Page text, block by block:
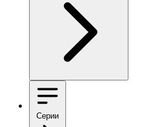
Серии